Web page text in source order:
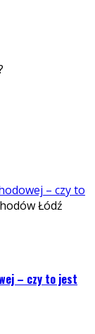
– czy to
– czy to jest